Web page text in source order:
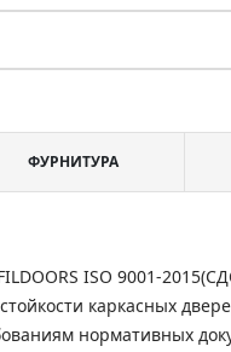
ФУРНИТУРА
ISO 9001-
каркасных
нормативных